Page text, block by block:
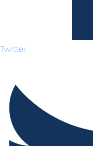
Twitter